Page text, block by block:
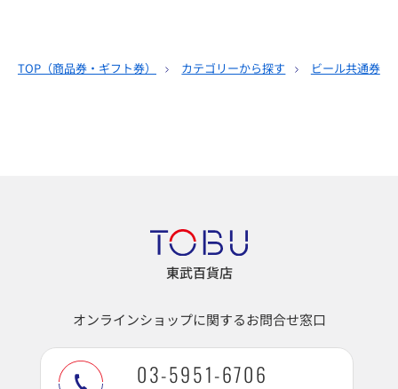
TOP（商品券・ギフト券） カテゴリーから探す ビール共通券
東武百貨店
オンラインショップに関するお問合せ窓口
03-5951-6706